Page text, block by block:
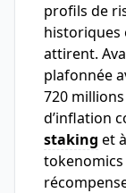
profils de
historiques
attirent.
plafonnée
720
d’inflation
staking et
tokenomics